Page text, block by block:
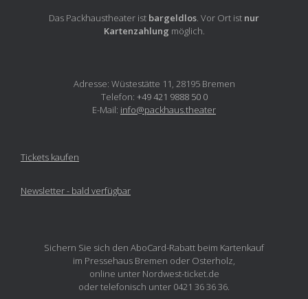
Das Packhaustheater ist bargeldlos. Vor Ort ist nur
Kartenzahlung möglich.
Adresse: Wüstestätte 11, 28195 Bremen
Telefon: +49 421 9888 50 0
E-Mail: info@packhaus.theater
Tickets kaufen
Newsletter - bald verfügbar
Sichern Sie sich den AboCard-Rabatt beim Kartenkauf
im Pressehaus Bremen oder Osterholz,
online unter Nordwest-ticket.de
oder telefonisch unter 0421 36 36 36.